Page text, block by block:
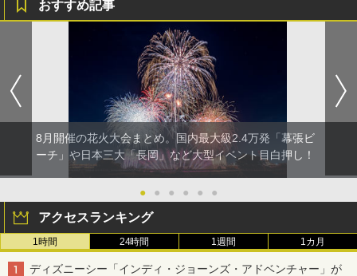
おすすめ記事
8月開催の花火大会まとめ。国内最大級2.4万発「幕張ビ
ーチ」や日本三大「長岡」など大型イベント目白押し！
● ● ● ● ● ●
アクセスランキング
1時間 24時間 1週間 1カ月
ディズニーシー「インディ・ジョーンズ・アドベンチャー」が